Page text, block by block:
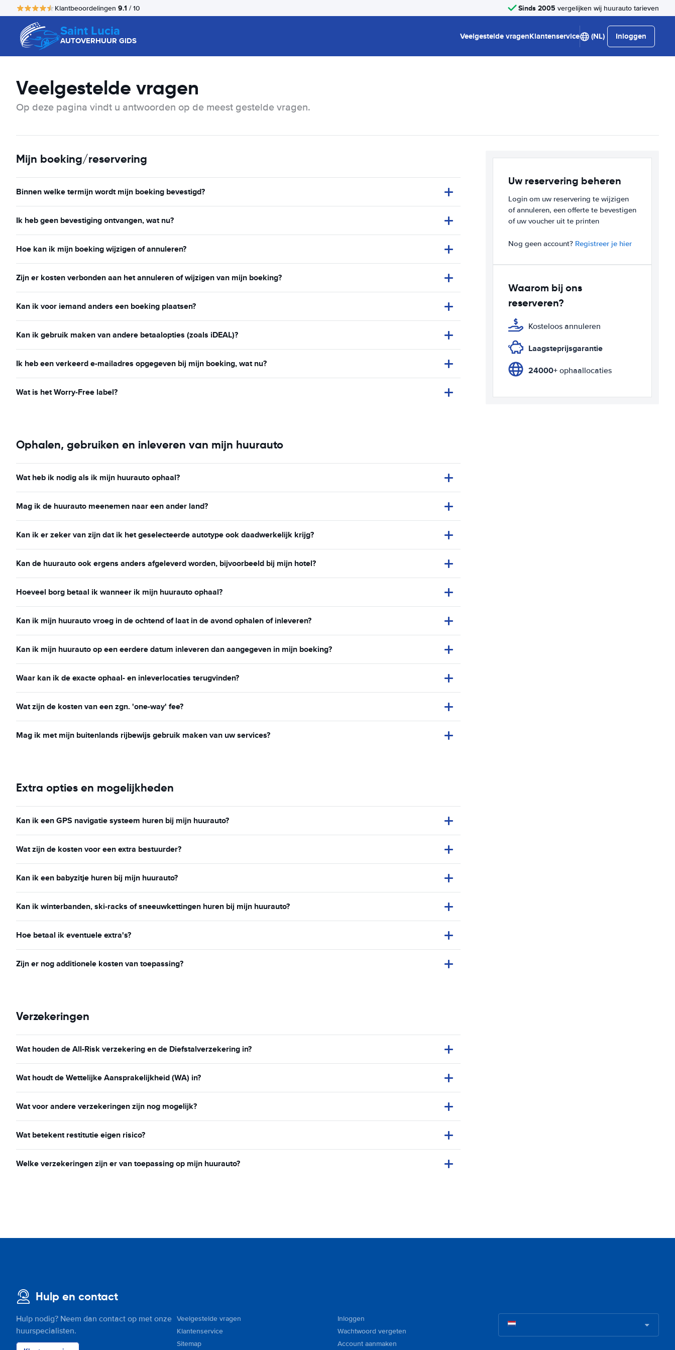
Klantbeoordelingen 9.1 / 10 Sinds 2005 vergelijken wij huurauto tarieven
Saint Lucia
AUTOVERHUUR GIDS Veelgestelde vragenKlantenservice (NL) Inloggen
Veelgestelde vragen
Op deze pagina vindt u antwoorden op de meest gestelde vragen.
Mijn boeking/reservering
Binnen welke termijn wordt mijn boeking bevestigd?
Ik heb geen bevestiging ontvangen, wat nu?
Hoe kan ik mijn boeking wijzigen of annuleren?
Zijn er kosten verbonden aan het annuleren of wijzigen van mijn boeking?
Kan ik voor iemand anders een boeking plaatsen?
Kan ik gebruik maken van andere betaalopties (zoals iDEAL)?
Ik heb een verkeerd e-mailadres opgegeven bij mijn boeking, wat nu?
Wat is het Worry-Free label?
Ophalen, gebruiken en inleveren van mijn huurauto
Wat heb ik nodig als ik mijn huurauto ophaal?
Mag ik de huurauto meenemen naar een ander land?
Kan ik er zeker van zijn dat ik het geselecteerde autotype ook daadwerkelijk krijg?
Kan de huurauto ook ergens anders afgeleverd worden, bijvoorbeeld bij mijn hotel?
Hoeveel borg betaal ik wanneer ik mijn huurauto ophaal?
Kan ik mijn huurauto vroeg in de ochtend of laat in de avond ophalen of inleveren?
Kan ik mijn huurauto op een eerdere datum inleveren dan aangegeven in mijn boeking?
Waar kan ik de exacte ophaal- en inleverlocaties terugvinden?
Wat zijn de kosten van een zgn. 'one-way' fee?
Mag ik met mijn buitenlands rijbewijs gebruik maken van uw services?
Extra opties en mogelijkheden
Kan ik een GPS navigatie systeem huren bij mijn huurauto?
Wat zijn de kosten voor een extra bestuurder?
Kan ik een babyzitje huren bij mijn huurauto?
Kan ik winterbanden, ski-racks of sneeuwkettingen huren bij mijn huurauto?
Hoe betaal ik eventuele extra's?
Zijn er nog additionele kosten van toepassing?
Verzekeringen
Wat houden de All-Risk verzekering en de Diefstalverzekering in?
Wat houdt de Wettelijke Aansprakelijkheid (WA) in?
Wat voor andere verzekeringen zijn nog mogelijk?
Wat betekent restitutie eigen risico?
Welke verzekeringen zijn er van toepassing op mijn huurauto?
Uw reservering beheren
Login om uw reservering te wijzigen
of annuleren, een offerte te bevestigen
of uw voucher uit te printen
Nog geen account? Registreer je hier
Waarom bij ons
reserveren?
Kosteloos annuleren
Laagsteprijsgarantie
24000+ ophaallocaties
Hulp en contact
Hulp nodig? Neem dan contact op met onze
huurspecialisten.
Veelgestelde vragen
Klantenservice
Sitemap
Inloggen
Wachtwoord vergeten
Account aanmaken